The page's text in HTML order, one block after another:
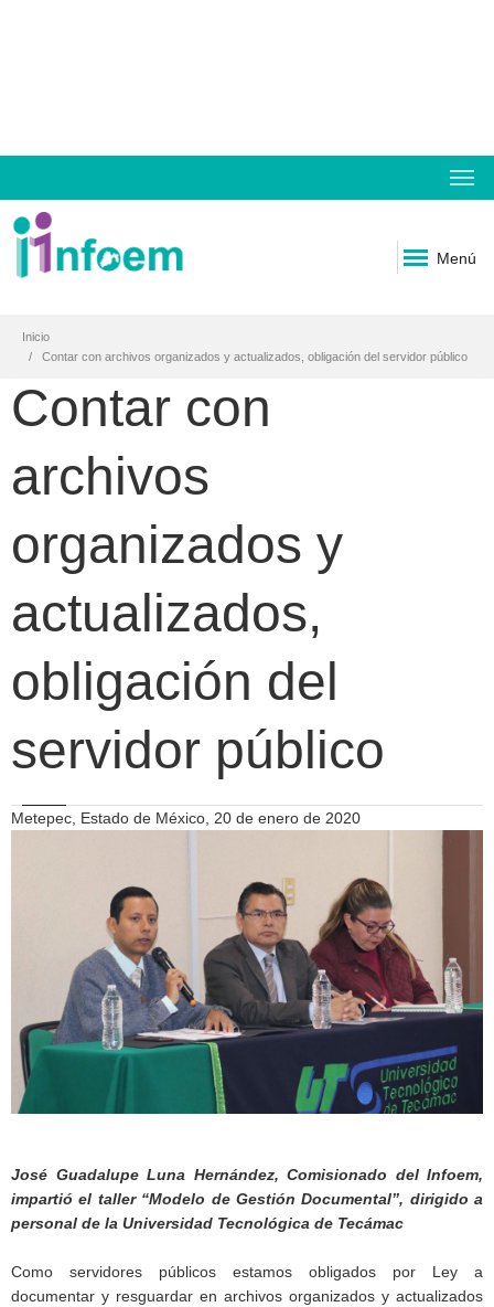
Menú
Inicio
Contar con archivos organizados y actualizados, obligación del servidor público
Contar con
archivos
organizados y
actualizados,
obligación del
servidor público
Metepec, Estado de México, 20 de enero de 2020
José Guadalupe Luna Hernández, Comisionado del Infoem,
impartió el taller “Modelo de Gestión Documental”, dirigido a
personal de la Universidad Tecnológica de Tecámac
Como servidores públicos estamos obligados por Ley a
documentar y resguardar en archivos organizados y actualizados